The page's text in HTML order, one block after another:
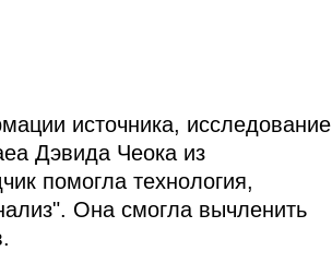
источника, исследование
Дэвида Чеока из
помогла технология,
Она смогла вычленить